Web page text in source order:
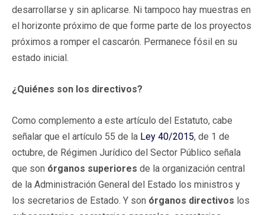
desarrollarse y sin aplicarse. Ni tampoco hay muestras en
el horizonte próximo de que forme parte de los proyectos
próximos a romper el cascarón. Permanece fósil en su
estado inicial.
¿Quiénes son los directivos?
Como complemento a este artículo del Estatuto, cabe
señalar que el artículo 55 de la Ley 40/2015, de 1 de
octubre, de Régimen Jurídico del Sector Público señala
que son órganos superiores de la organización central
de la Administración General del Estado los ministros y
los secretarios de Estado. Y son órganos directivos los